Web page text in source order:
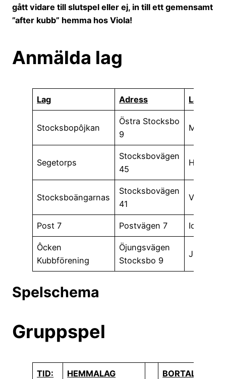
gått vidare till slutspel eller ej, in till ett gemensamt
”after kubb” hemma hos Viola!
Anmälda lag
Lag Adress
Stocksbopôjkan
Östra Stocksbo
9
Mats
Segetorps
Stocksbovägen
45
Hö-
Stocksboängarnas
Stocksbovägen
41
Viola
Post 7 Postvägen 7 Ida
Ôcken
Kubbförening
Öjungsvägen
Stocksbo 9
Jon-Erik
Spelschema
Gruppspel
TID: HEMMALAG BORTALAG